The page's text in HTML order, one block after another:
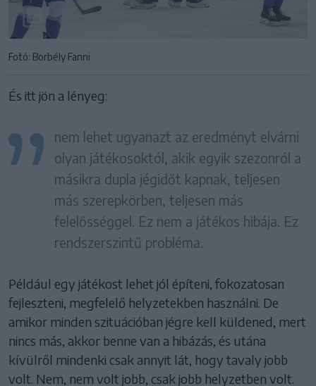
Fotó: Borbély Fanni
És itt jön a lényeg:
nem lehet ugyanazt az eredményt elvárni
olyan játékosoktól, akik egyik szezonról a
másikra dupla jégidőt kapnak, teljesen
más szerepkörben, teljesen más
felelősséggel. Ez nem a játékos hibája. Ez
rendszerszintű probléma.
Például egy játékost lehet jól építeni, fokozatosan
fejleszteni, megfelelő helyzetekben használni. De
amikor minden szituációban jégre kell küldened, mert
nincs más, akkor benne van a hibázás, és utána
kívülről mindenki csak annyit lát, hogy tavaly jobb
volt. Nem, nem volt jobb, csak jobb helyzetben volt.